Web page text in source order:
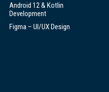
Android 12 & Kotlin
Development
Figma – UI/UX Design